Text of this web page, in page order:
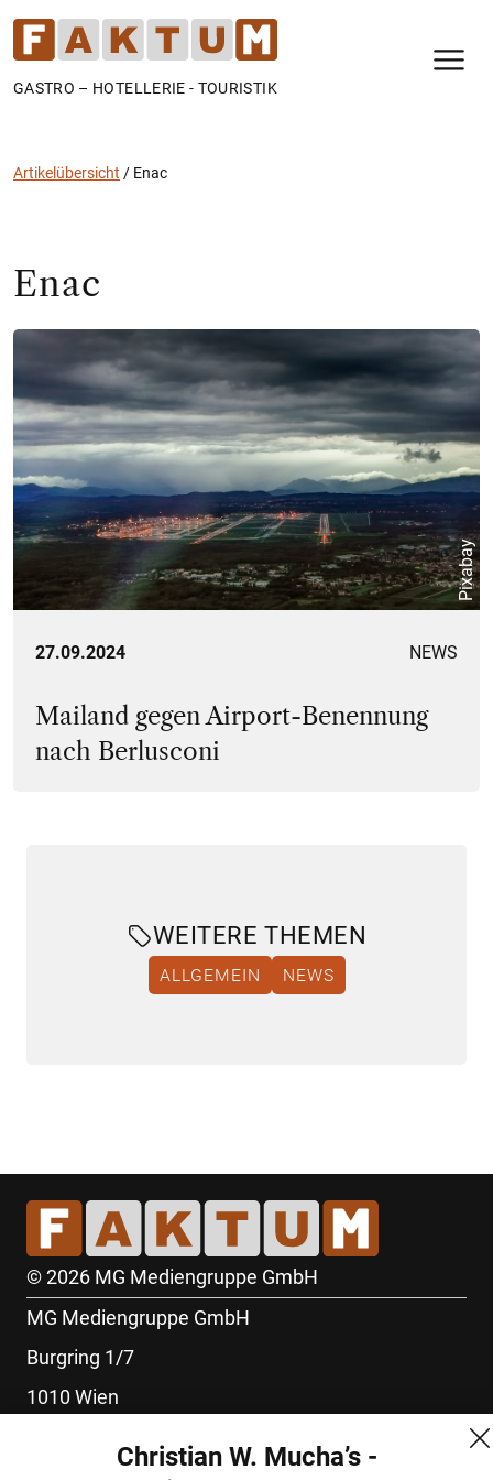
GASTRO – HOTELLERIE - TOURISTIK
Artikelübersicht / Enac
Enac
Pixabay
27.09.2024 NEWS
Mailand gegen Airport-Benennung
nach Berlusconi
WEITERE THEMEN
ALLGEMEIN NEWS
© 2026 MG Mediengruppe GmbH
MG Mediengruppe GmbH
Burgring 1/7
1010 Wien
Christian W. Mucha’s -